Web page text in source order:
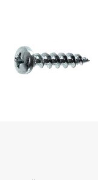
Om oss